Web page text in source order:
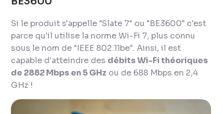
Si le produit s'appelle "Slate 7" ou "BE3600" c'est
parce qu'il utilise la norme Wi-Fi 7, plus connu
sous le nom de "IEEE 802.11be". Ainsi, il est
capable d'atteindre des débits Wi-Fi théoriques
de 2882 Mbps en 5 GHz ou de 688 Mbps en 2,4
GHz !